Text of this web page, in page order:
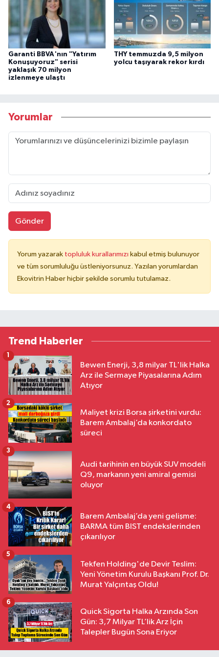
Garanti BBVA'nın "Yatırım
Konuşuyoruz" serisi
yaklaşık 70 milyon
izlenmeye ulaştı
THY temmuzda 9,5 milyon
yolcu taşıyarak rekor kırdı
Yorumlar
Gönder
Yorum yazarak topluluk kurallarımızı kabul etmiş bulunuyor
ve tüm sorumluluğu üstleniyorsunuz. Yazılan yorumlardan
Ekovitrin Haber hiçbir şekilde sorumlu tutulamaz.
Trend Haberler
Bewen Enerji, 3,8 milyar TL'lik Halka
Arz ile Sermaye Piyasalarına Adım
Atıyor
1
Maliyet krizi Borsa şirketini vurdu:
Barem Ambalaj’da konkordato
süreci
2
Audi tarihinin en büyük SUV modeli
Q9, markanın yeni amiral gemisi
oluyor
3
Barem Ambalaj’da yeni gelişme:
BARMA tüm BIST endekslerinden
çıkarılıyor
4
Tekfen Holding'de Devir Teslim:
Yeni Yönetim Kurulu Başkanı Prof. Dr.
Murat Yalçıntaş Oldu!
5
Quick Sigorta Halka Arzında Son
Gün: 3,7 Milyar TL’lik Arz İçin
Talepler Bugün Sona Eriyor
6